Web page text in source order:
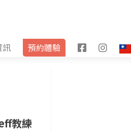
訊 預約體驗
F
I
教練